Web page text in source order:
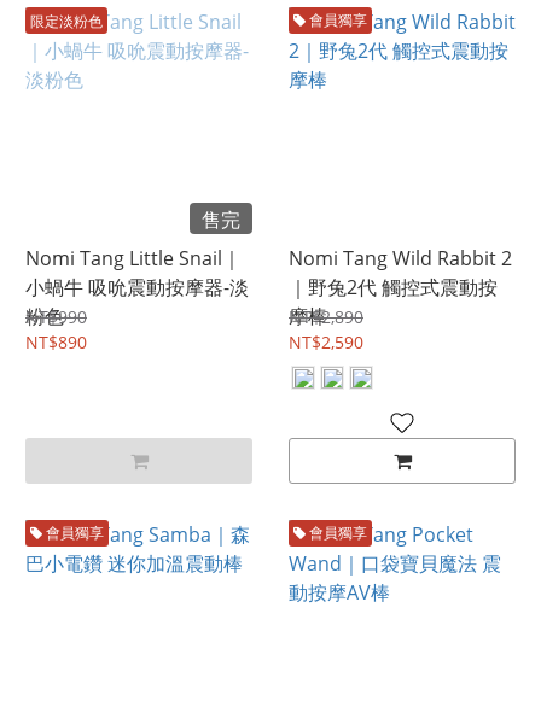
限定淡粉色
售完
Nomi Tang Little Snail｜
小蝸牛 吸吮震動按摩器-淡
粉色
NT$990
NT$890
會員獨享
Nomi Tang Wild Rabbit 2
｜野兔2代 觸控式震動按
摩棒
NT$2,890
NT$2,590
會員獨享 會員獨享